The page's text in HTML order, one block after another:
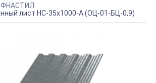
лист НС-35х1000-A (ОЦ-01-БЦ-0,9)